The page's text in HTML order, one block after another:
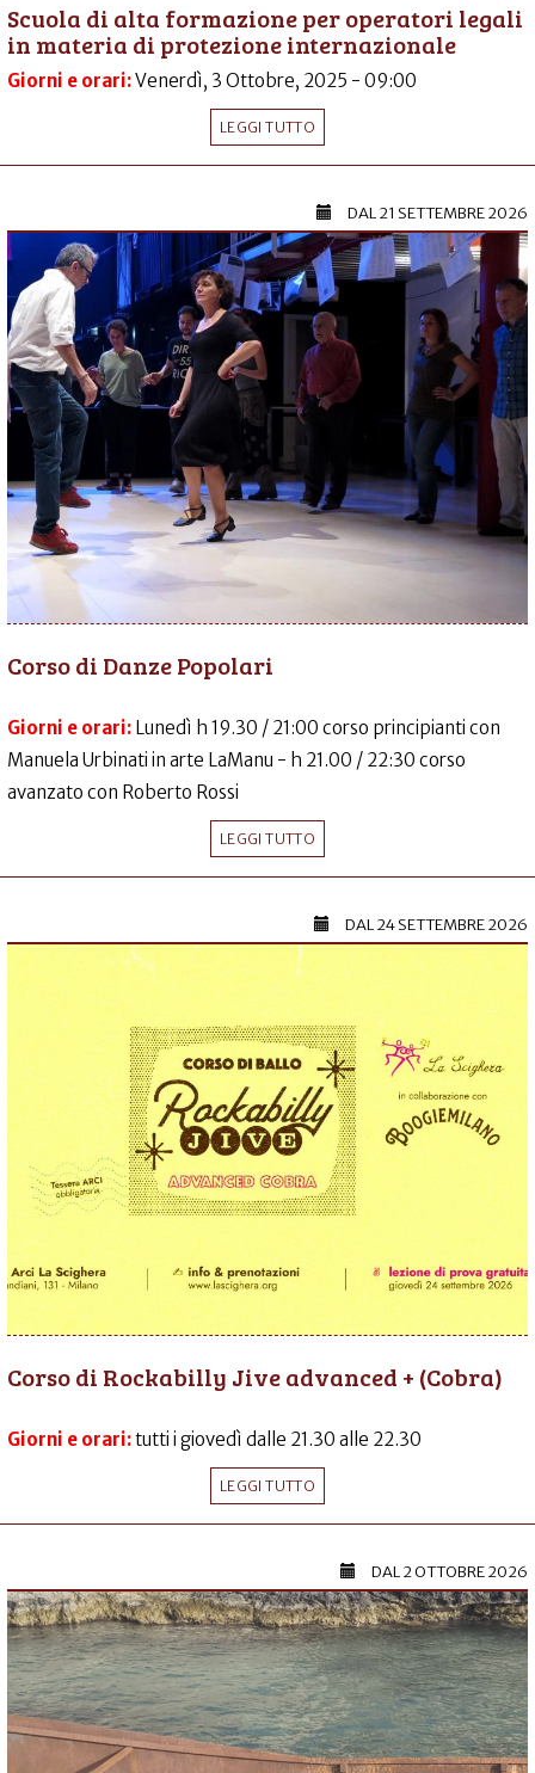
Scuola di alta formazione per operatori legali
in materia di protezione internazionale
Giorni e orari:Venerdì, 3 Ottobre, 2025 - 09:00
LEGGI TUTTO
DAL21 SETTEMBRE 2026
Corso di Danze Popolari
Giorni e orari: Lunedì h 19.30 / 21:00 corso principianti con
Manuela Urbinati in arte LaManu - h 21.00 / 22:30 corso
avanzato con Roberto Rossi
LEGGI TUTTO
DAL24 SETTEMBRE 2026
Corso di Rockabilly Jive advanced + (Cobra)
Giorni e orari:tutti i giovedì dalle 21.30 alle 22.30
LEGGI TUTTO
DAL2 OTTOBRE 2026